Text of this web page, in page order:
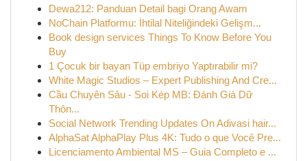
Dewa212: Panduan Detail bagi Orang Awam
NoChain Platformu: İhtilal Niteliğindeki Gelişm...
Book design services Things To Know Before You
Buy
1 Çocuk bir bayan Tüp embriyo Yaptırabilir mi?
White Magic Studios – Expert Publishing And Cre...
Cầu Chuyên Sâu - Soi Kép MB: Đánh Giá Dữ
Thôn...
Social Network Trending Updates On Adivasi hair...
AlphaSat AlphaPlay Plus 4K: Tudo o que Você Pre...
Licenciamento Ambiental MS – Guia Completo e ...